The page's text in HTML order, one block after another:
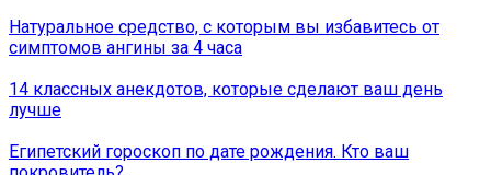
Натуральное средство, с которым вы избавитесь от
симптомов ангины за 4 часа
14 классных анекдотов, которые сделают ваш день
лучше
Египетский гороскоп по дате рождения. Кто ваш